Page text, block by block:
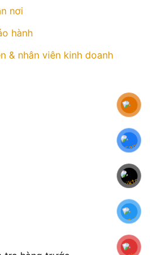
nơi
hành
& nhân viên kinh doanh